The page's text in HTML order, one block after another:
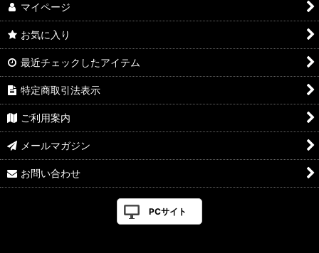
マイページ
お気に入り
最近チェックしたアイテム
特定商取引法表示
ご利用案内
メールマガジン
お問い合わせ
PCサイト